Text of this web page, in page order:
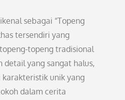
sebagai “Topeng
tersendiri yang
topeng tradisional
detail yang sangat halus,
unik yang
dalam cerita